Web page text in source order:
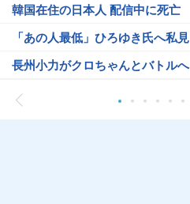
韓国在住の日本人 配信中に死亡
「あの人最低」ひろゆき氏へ私見
長州小力がクロちゃんとバトルへ